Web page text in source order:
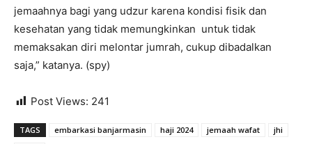
jemaahnya bagi yang udzur karena kondisi fisik dan
kesehatan yang tidak memungkinkan untuk tidak
memaksakan diri melontar jumrah, cukup dibadalkan
saja,” katanya. (spy)
Post Views: 241
TAGS embarkasi banjarmasin haji 2024 jemaah wafat
jhi